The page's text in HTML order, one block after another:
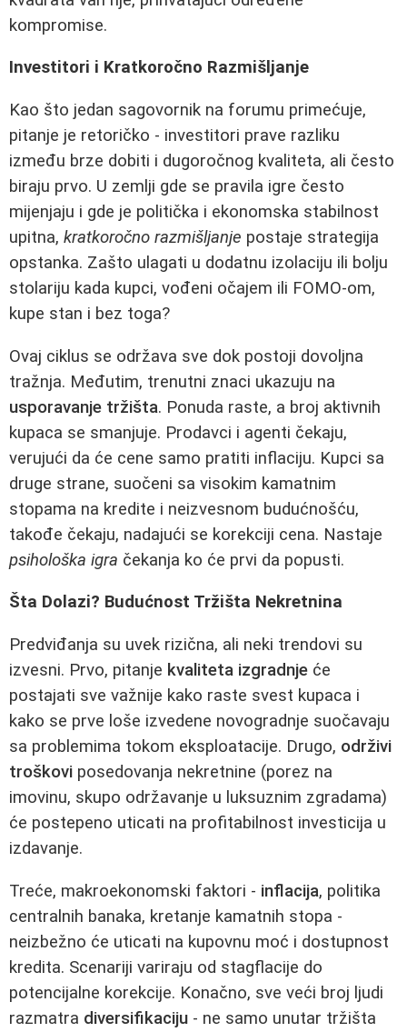
kompromise.
Investitori i Kratkoročno Razmišljanje
Kao što jedan sagovornik na forumu primećuje,
pitanje je retoričko - investitori prave razliku
između brze dobiti i dugoročnog kvaliteta, ali često
biraju prvo. U zemlji gde se pravila igre često
mijenjaju i gde je politička i ekonomska stabilnost
upitna, kratkoročno razmišljanje postaje strategija
opstanka. Zašto ulagati u dodatnu izolaciju ili bolju
stolariju kada kupci, vođeni očajem ili FOMO-om,
kupe stan i bez toga?
Ovaj ciklus se održava sve dok postoji dovoljna
tražnja. Međutim, trenutni znaci ukazuju na
usporavanje tržišta. Ponuda raste, a broj aktivnih
kupaca se smanjuje. Prodavci i agenti čekaju,
verujući da će cene samo pratiti inflaciju. Kupci sa
druge strane, suočeni sa visokim kamatnim
stopama na kredite i neizvesnom budućnošću,
takođe čekaju, nadajući se korekciji cena. Nastaje
psihološka igra čekanja ko će prvi da popusti.
Šta Dolazi? Budućnost Tržišta Nekretnina
Predviđanja su uvek rizična, ali neki trendovi su
izvesni. Prvo, pitanje kvaliteta izgradnje će
postajati sve važnije kako raste svest kupaca i
kako se prve loše izvedene novogradnje suočavaju
sa problemima tokom eksploatacije. Drugo, održivi
troškovi posedovanja nekretnine (porez na
imovinu, skupo održavanje u luksuznim zgradama)
će postepeno uticati na profitabilnost investicija u
izdavanje.
Treće, makroekonomski faktori - inflacija, politika
centralnih banaka, kretanje kamatnih stopa -
neizbežno će uticati na kupovnu moć i dostupnost
kredita. Scenariji variraju od stagflacije do
potencijalne korekcije. Konačno, sve veći broj ljudi
razmatra diversifikaciju - ne samo unutar tržišta